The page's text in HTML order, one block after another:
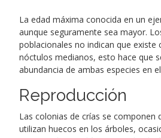
La edad máxima conocida en un
aunque seguramente sea mayor.
poblacionales no indican que existe
nóctulos medianos, esto hace que
abundancia de ambas especies en
Reproducción
Las colonias de crías se componen
utilizan huecos en los árboles,